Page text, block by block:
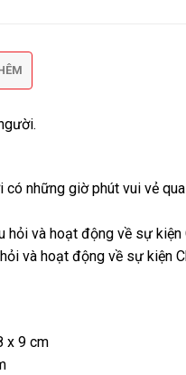
có những giờ phút vui vẻ
hỏi và hoạt động về sự kiện
và hoạt động về sự kiện
x 9 cm